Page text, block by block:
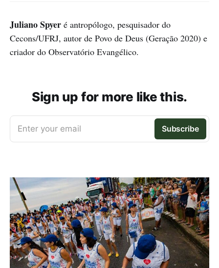
Juliano Spyer é antropólogo, pesquisador do
Cecons/UFRJ, autor de Povo de Deus (Geração 2020) e
criador do Observatório Evangélico.
Sign up for more like this.
Enter your email Subscribe